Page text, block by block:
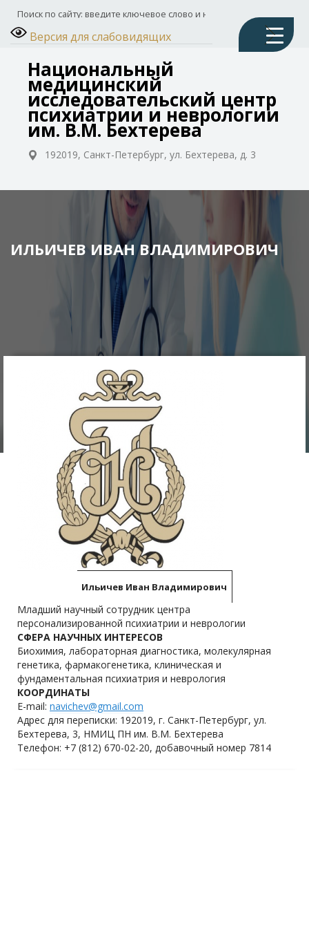
Версия для слабовидящих
Национальный
медицинский
исследовательский центр
психиатрии и неврологии
им. В.М. Бехтерева
192019, Санкт-Петербург, ул. Бехтерева, д. 3
ИЛЬИЧЕВ ИВАН ВЛАДИМИРОВИЧ
Ильичев Иван Владимирович
Младший научный сотрудник центрa
персонализированной психиатрии и неврологии
СФЕРА НАУЧНЫХ ИНТЕРЕСОВ
Биохимия, лабораторная диагностика, молекулярная
генетика, фармакогенетика, клиническая и
фундаментальная психиатрия и неврология
КООРДИНАТЫ
E-mail: navichev@gmail.com
Адрес для переписки: 192019, г. Санкт-Петербург, ул.
Бехтерева, 3, НМИЦ ПН им. В.М. Бехтерева
Телефон: +7 (812) 670-02-20, добавочный номер 7814